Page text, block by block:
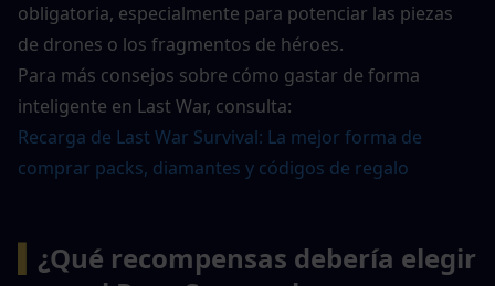
obligatoria, especialmente para potenciar las piezas
de drones o los fragmentos de héroes.
Para más consejos sobre cómo gastar de forma
inteligente en Last War, consulta:
Recarga de Last War Survival: La mejor forma de
comprar packs, diamantes y códigos de regalo
¿Qué recompensas debería elegir